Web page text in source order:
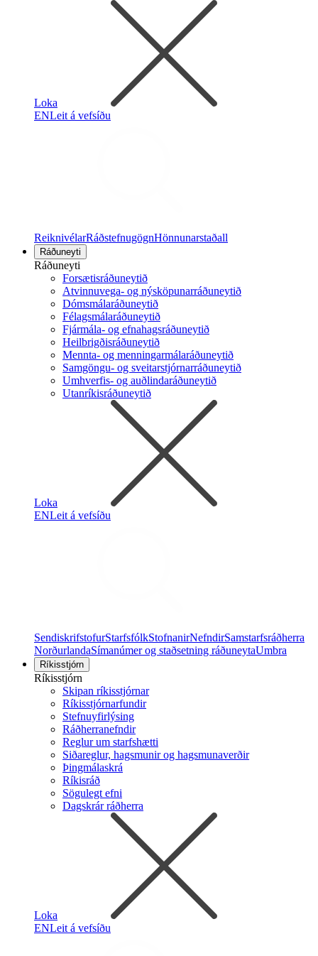
Loka
ENLeit á vefsíðu
ReiknivélarRáðstefnugögnHönnunarstaðall
Ráðuneyti
Ráðuneyti
Forsætisráðuneytið
Atvinnuvega- og nýsköpunarráðuneytið
Dómsmálaráðuneytið
Félagsmálaráðuneytið
Fjármála- og efnahagsráðuneytið
Heilbrigðisráðuneytið
Mennta- og menningarmálaráðuneytið
Samgöngu- og sveitarstjórnarráðuneytið
Umhverfis- og auðlindaráðuneytið
Utanríkisráðuneytið
Loka
ENLeit á vefsíðu
SendiskrifstofurStarfsfólkStofnanirNefndirSamstarfsráðherra
NorðurlandaSímanúmer og staðsetning ráðuneytaUmbra
Ríkisstjórn
Ríkisstjórn
Skipan ríkisstjórnar
Ríkisstjórnarfundir
Stefnuyfirlýsing
Ráðherranefndir
Reglur um starfshætti
Siðareglur, hagsmunir og hagsmunaverðir
Þingmálaskrá
Ríkisráð
Sögulegt efni
Dagskrár ráðherra
Loka
ENLeit á vefsíðu